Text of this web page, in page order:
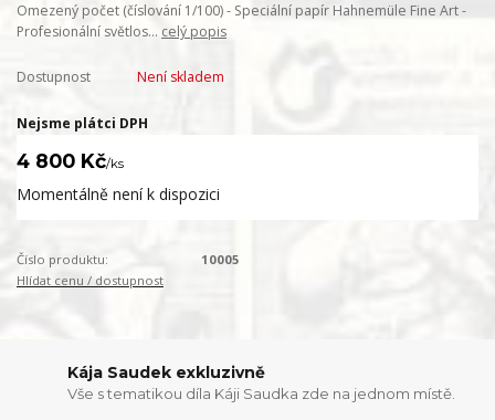
Omezený počet (číslování 1/100) - Speciální papír Hahnemüle Fine Art -
Profesionální světlos... celý popis
Dostupnost Není skladem
Nejsme plátci DPH
4 800 Kč/ks
Momentálně není k dispozici
Číslo produktu:
10005
Hlídat cenu / dostupnost
Kája Saudek exkluzivně
Vše s tematikou díla Káji Saudka zde na jednom místě.